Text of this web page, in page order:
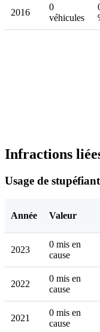
2016
0
véhicules
Infractions
Usage de
Année Valeur
2023
0 mis en
cause
2022
0 mis en
cause
2021
0 mis en
cause